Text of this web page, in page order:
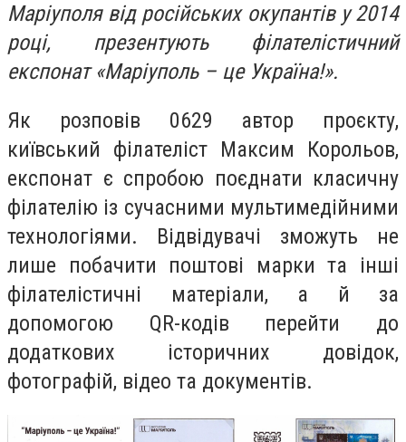
Маріуполя від російських окупантів у 2014
році, презентують філателістичний
експонат «Маріуполь – це Україна!».
Як розповів 0629 автор проєкту,
київський філателіст Максим Корольов,
експонат є спробою поєднати класичну
філателію із сучасними мультимедійними
технологіями. Відвідувачі зможуть не
лише побачити поштові марки та інші
філателістичні матеріали, а й за
допомогою QR-кодів перейти до
додаткових історичних довідок,
фотографій, відео та документів.